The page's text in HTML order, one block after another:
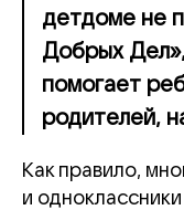
детдоме не
Добрых
помогает
родителей,
Как правило,
и